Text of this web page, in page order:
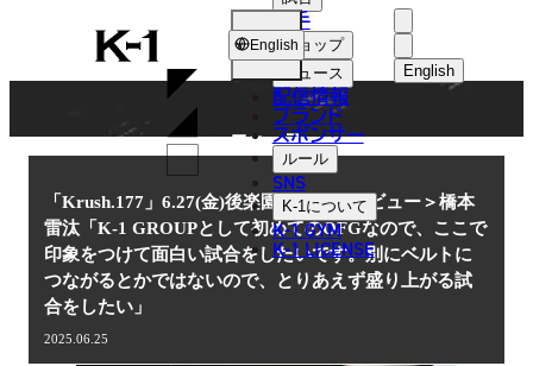
K-
1
English
한국어
中文（简体
中文（繁體
選手
ショップ
ニュース
配信情報
ブランド
スポンサー
ルール
SNS
K-1について
K-1 GYM
K-1 LICENSE
English
NEWS
ニュース
「Krush.177」6.27(金)後楽園 ＜インタビュー＞橋本
雷汰「K-1 GROUPとして初めてのOFGなので、ここで
印象をつけて面白い試合をしたいです。別にベルトに
つながるとかではないので、とりあえず盛り上がる試
合をしたい」
2025.06.25